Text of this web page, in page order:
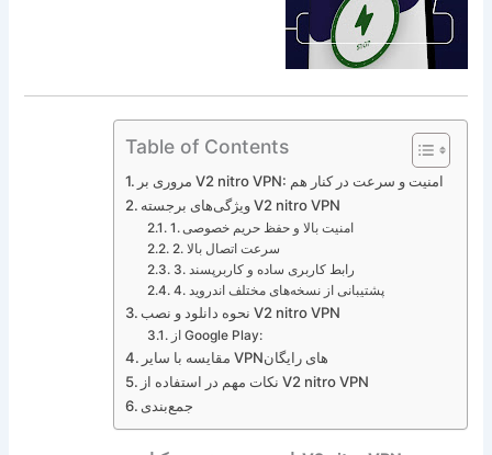
Table of Contents
مروری بر V2 nitro VPN: امنیت و سرعت در کنار هم
ویژگی‌های برجسته V2 nitro VPN
1. امنیت بالا و حفظ حریم خصوصی
2. سرعت اتصال بالا
3. رابط کاربری ساده و کاربرپسند
4. پشتیبانی از نسخه‌های مختلف اندروید
نحوه دانلود و نصب V2 nitro VPN
از Google Play:
مقایسه با سایر VPNهای رایگان
نکات مهم در استفاده از V2 nitro VPN
جمع‌بندی